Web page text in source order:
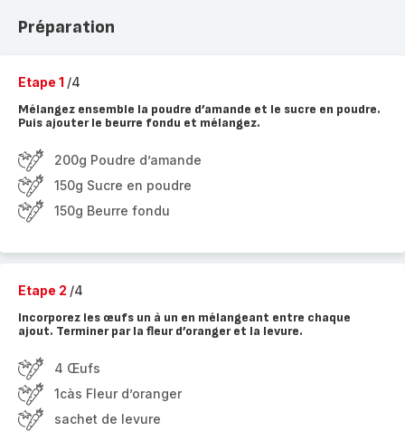
Préparation
Etape 1 /4
Mélangez ensemble la poudre d’amande et le sucre en poudre.
Puis ajouter le beurre fondu et mélangez.
200g Poudre d’amande
150g Sucre en poudre
150g Beurre fondu
Etape 2 /4
Incorporez les œufs un à un en mélangeant entre chaque
ajout. Terminer par la fleur d’oranger et la levure.
4 Œufs
1càs Fleur d’oranger
sachet de levure